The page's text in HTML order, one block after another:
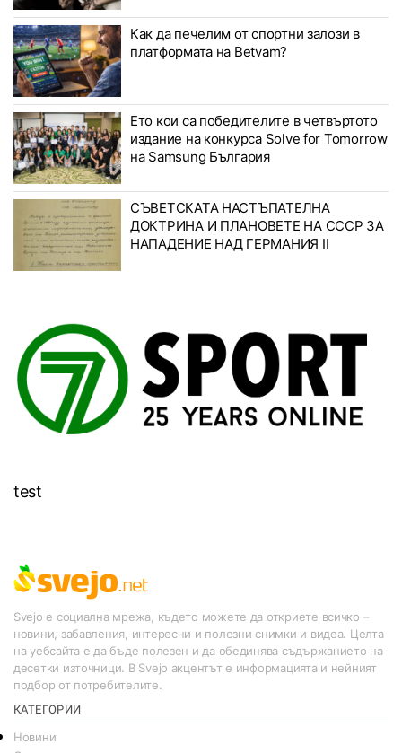
Как да печелим от спортни залози в
платформата на Betvam?
Ето кои са победителите в четвъртото
издание на конкурса Solve for Tomorrow
на Samsung България
СЪВЕТСКАТА НАСТЪПАТЕЛНА
ДОКТРИНА И ПЛАНОВЕТЕ НА СССР ЗА
НАПАДЕНИЕ НАД ГЕРМАНИЯ II
test
Svejo е социална мрежа, където можете да откриете всичко –
новини, забавления, интересни и полезни снимки и видеа. Целта
на уебсайта е да бъде полезен и да обединява съдържанието на
десетки източници. В Svejo акцентът е информацията и нейният
подбор от потребителите.
КАТЕГОРИИ
Новини